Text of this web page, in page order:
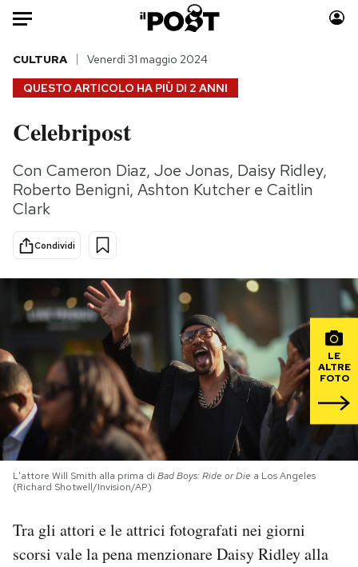
Auto
HOME
Italia
Politica
Scienza
Economia
Sport
Consumismi
Altrecose
Mondiali calcio 2026
PODCAST
NEWSLETTER
I MIEI PREFERITI
SHOP
QUESTO ARTICOLO HA PIÙ DI 2 ANNI
CULTURA Venerdì 31 maggio 2024
Celebripost
Con Cameron Diaz, Joe Jonas, Daisy Ridley,
Roberto Benigni, Ashton Kutcher e Caitlin
Clark
Condividi
LE
ALTRE
FOTO
L'attore Will Smith alla prima di Bad Boys: Ride or Die a Los Angeles
(Richard Shotwell/Invision/AP)
Tra gli attori e le attrici fotografati nei giorni
scorsi vale la pena menzionare Daisy Ridley alla